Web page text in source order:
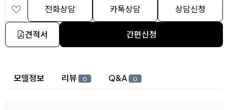
전화상담 카톡상담 상담신청
견적서 간편신청
상세 정보
모델정보 리뷰 0 Q&A 0